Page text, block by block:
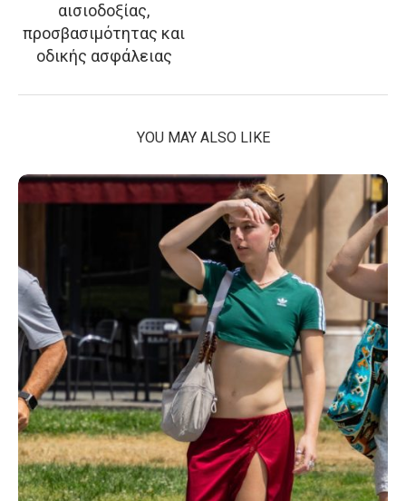
αισιοδοξίας,
προσβασιμότητας και
οδικής ασφάλειας
YOU MAY ALSO LIKE